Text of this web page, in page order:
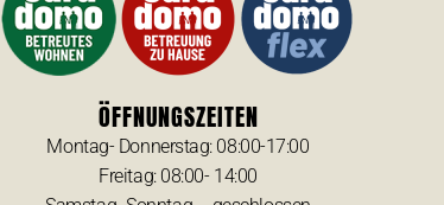
ÖFFNUNGSZEITEN
Montag- Donnerstag: 08:00-17:00
Freitag: 08:00- 14:00